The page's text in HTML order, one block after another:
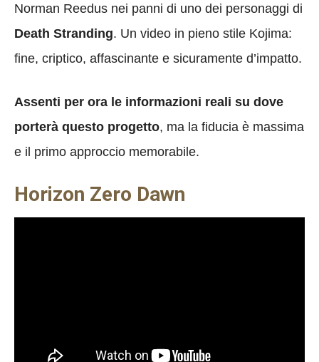
Norman Reedus nei panni di uno dei personaggi di
Death Stranding. Un video in pieno stile Kojima:
fine, criptico, affascinante e sicuramente d’impatto.
Assenti per ora le informazioni reali su dove
porterà questo progetto, ma la fiducia è massima
e il primo approccio memorabile.
Horizon Zero Dawn